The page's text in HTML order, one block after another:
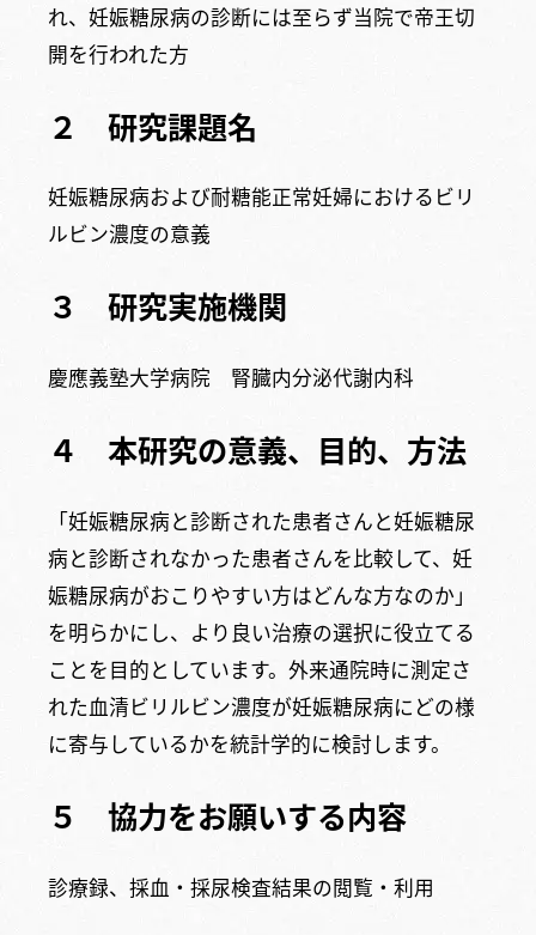
れ、妊娠糖尿病の診断には至らず当院で帝王切
開を行われた方
２ 研究課題名
妊娠糖尿病および耐糖能正常妊婦におけるビリ
ルビン濃度の意義
３ 研究実施機関
慶應義塾大学病院 腎臓内分泌代謝内科
４ 本研究の意義、目的、方法
「妊娠糖尿病と診断された患者さんと妊娠糖尿
病と診断されなかった患者さんを比較して、妊
娠糖尿病がおこりやすい方はどんな方なのか」
を明らかにし、より良い治療の選択に役立てる
ことを目的としています。外来通院時に測定さ
れた血清ビリルビン濃度が妊娠糖尿病にどの様
に寄与しているかを統計学的に検討します。
５ 協力をお願いする内容
診療録、採血・採尿検査結果の閲覧・利用